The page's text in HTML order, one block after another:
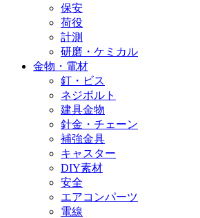
保安
荷役
計測
研磨・ケミカル
金物・電材
釘・ビス
ネジボルト
建具金物
針金・チェーン
補強金具
キャスター
DIY素材
安全
エアコンパーツ
電線